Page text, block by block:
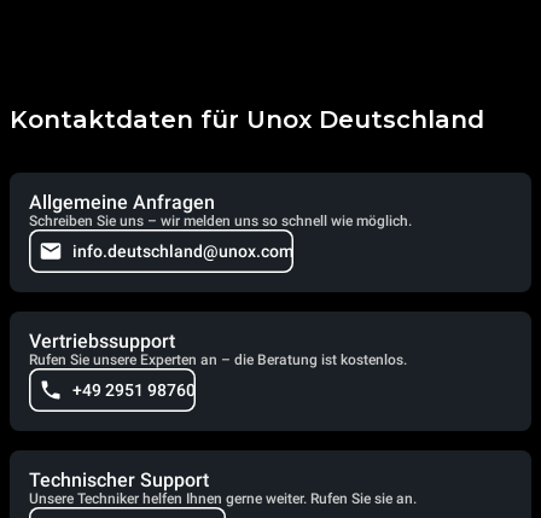
Kontaktdaten für Unox Deutschland
Allgemeine Anfragen
Schreiben Sie uns – wir melden uns so schnell wie möglich.
info.deutschland@unox.com
Vertriebssupport
Rufen Sie unsere Experten an – die Beratung ist kostenlos.
+49 2951 98760
Technischer Support
Unsere Techniker helfen Ihnen gerne weiter. Rufen Sie sie an.